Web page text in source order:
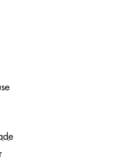
Seite teilen